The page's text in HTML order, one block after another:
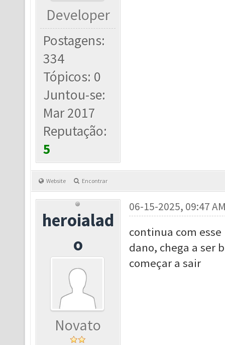
Developer
Postagens:
334
Tópicos: 0
Juntou-se:
Mar 2017
Reputação:
5
Website Encontrar
heroialad
o
Novato
06-15-2025, 09:47
continua com
dano, chega a ser
começar a sair